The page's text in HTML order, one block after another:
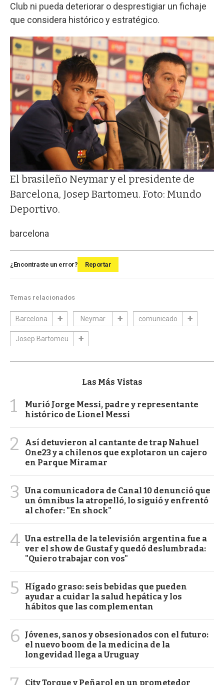
Club ni pueda deteriorar o desprestigiar un fichaje
que considera histórico y estratégico.
El brasileño Neymar y el presidente de
Barcelona, Josep Bartomeu. Foto: Mundo
Deportivo.
barcelona
¿Encontraste un error? Reportar
Temas relacionados
Barcelona Neymar comunicado
Josep Bartomeu
Las Más Vistas
1
Murió Jorge Messi, padre y representante
histórico de Lionel Messi
2
Así detuvieron al cantante de trap Nahuel
One23 y a chilenos que explotaron un cajero
en Parque Miramar
3
Una comunicadora de Canal 10 denunció que
un ómnibus la atropelló, lo siguió y enfrentó
al chofer: "En shock"
4 Una estrella de la televisión argentina fue a
ver el show de Gustaf y quedó deslumbrada:
"Quiero trabajar con vos"
5
Hígado graso: seis bebidas que pueden
ayudar a cuidar la salud hepática y los
hábitos que las complementan
6
Jóvenes, sanos y obsesionados con el futuro:
el nuevo boom de la medicina de la
longevidad llega a Uruguay
City Torque y Peñarol en un prometedor